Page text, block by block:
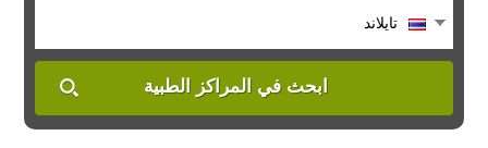
تايلاند
ابحث في المراكز الطبية